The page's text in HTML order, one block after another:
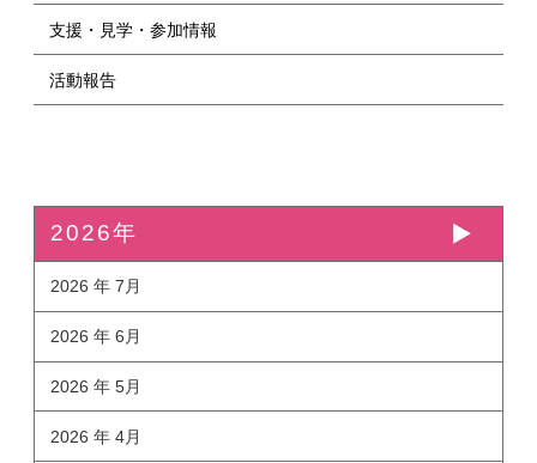
支援・見学・参加情報
活動報告
2026年
2026 年 7月
2026 年 6月
2026 年 5月
2026 年 4月